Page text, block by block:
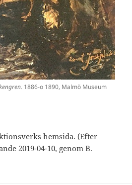
1886-o 1890, Malmö Museum
hemsida. (Efter
2019-04-10, genom B.